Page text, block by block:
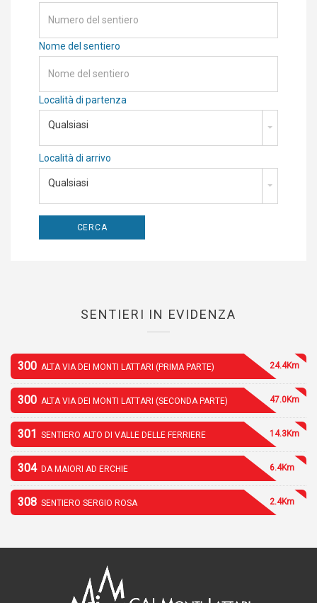
Nome del sentiero
Località di partenza
Qualsiasi
Località di arrivo
Qualsiasi
SENTIERI IN EVIDENZA
300 ALTA VIA DEI MONTI LATTARI (PRIMA PARTE) 24.4Km
300 ALTA VIA DEI MONTI LATTARI (SECONDA PARTE) 47.0Km
301 SENTIERO ALTO DI VALLE DELLE FERRIERE 14.3Km
304 DA MAIORI AD ERCHIE 6.4Km
308 SENTIERO SERGIO ROSA 2.4Km